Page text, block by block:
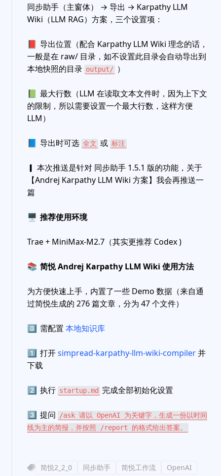
同步助手（主窗体） → 导出 → Karpathy LLM
Wiki（LLM RAG）方案，三个设置项：
📕 导出位置（配合 Karpathy LLM Wiki 理念的话，
一般是在 raw/ 目录，如不设置此目录会自动导出到
本地快照的目录 output/ ）
📗 最大行数（LLM 在读取文本文件时，因为上下文
的限制，所以需要设置一个最大行数，这样方便
LLM）
📘 导出时可选 全文 或 标注
▎ 本次推送是针对 同步助手 1.5.1 版的功能，关于
【Andrej Karpathy LLM Wiki 方案】我会再推送一
篇
🖥 推荐使用环境
Trae + MiniMax-M2.7（其实更推荐 Codex )
📚 简悦 Andrej Karpathy LLM Wiki 使用方法
为方便快速上手，内置了一些 Demo 数据（来自通
过简悦生成的 276 篇文章，分为 47 个文件）
0️⃣ 需配置 本地知识库
1️⃣ 打开simpread-karpathy-llm-wiki-compiler并
下载
2️⃣ 执行 startup.md 完成全部初始化设置
3️⃣ 提问
/ask 请以 OpenAI 为关键字，生成一份以时间
线为主的简报，并按照 /report 的格式给出答案。
简悦2_2_0 同步助手 简悦工作流 OpenAI